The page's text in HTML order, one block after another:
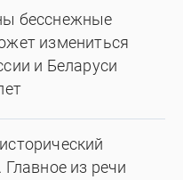
бесснежные
измениться
и Беларуси
Главное из речи